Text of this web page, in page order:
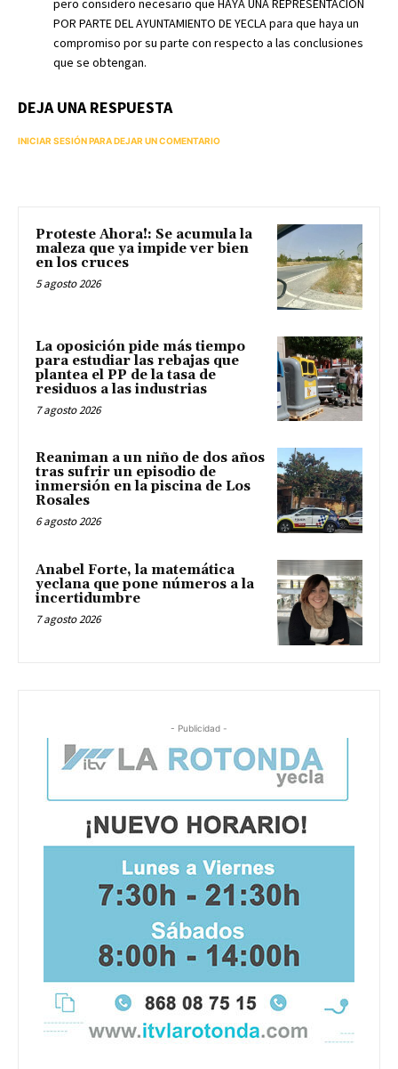
pero considero necesario que HAYA UNA REPRESENTACION
POR PARTE DEL AYUNTAMIENTO DE YECLA para que haya un
compromiso por su parte con respecto a las conclusiones
que se obtengan.
DEJA UNA RESPUESTA
INICIAR SESIÓN PARA DEJAR UN COMENTARIO
Proteste Ahora!: Se acumula la
maleza que ya impide ver bien
en los cruces
5 agosto 2026
La oposición pide más tiempo
para estudiar las rebajas que
plantea el PP de la tasa de
residuos a las industrias
7 agosto 2026
Reaniman a un niño de dos años
tras sufrir un episodio de
inmersión en la piscina de Los
Rosales
6 agosto 2026
Anabel Forte, la matemática
yeclana que pone números a la
incertidumbre
7 agosto 2026
- Publicidad -